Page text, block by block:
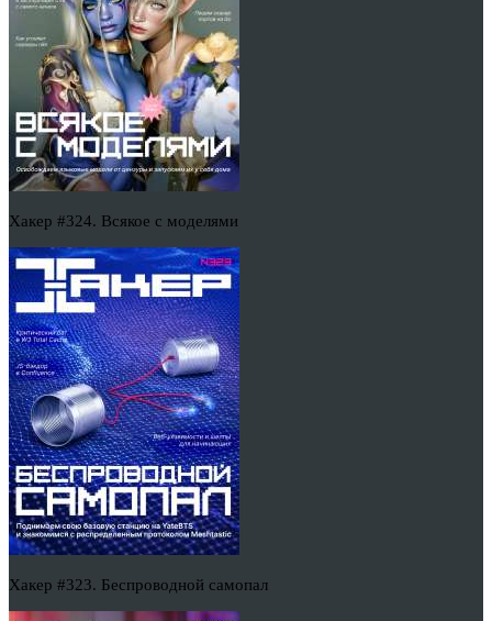
Хакер #324. Всякое с моделями
Хакер #323. Беспроводной самопал